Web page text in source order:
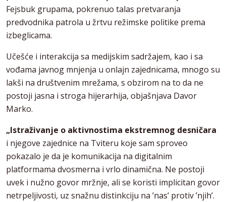
Fejsbuk grupama, pokrenuo talas pretvaranja
predvodnika patrola u žrtvu režimske politike prema
izbeglicama.
Učešće i interakcija sa medijskim sadržajem, kao i sa
vođama javnog mnjenja u onlajn zajednicama, mnogo su
lakši na društvenim mrežama, s obzirom na to da ne
postoji jasna i stroga hijerarhija, objašnjava Davor
Marko.
„Istraživanje o aktivnostima ekstremnog desničara
i njegove zajednice na Tviteru koje sam sproveo
pokazalo je da je komunikacija na digitalnim
platformama dvosmerna i vrlo dinamična. Ne postoji
uvek i nužno govor mržnje, ali se koristi implicitan govor
netrpeljivosti, uz snažnu distinkciju na ’nas’ protiv ’njih’.